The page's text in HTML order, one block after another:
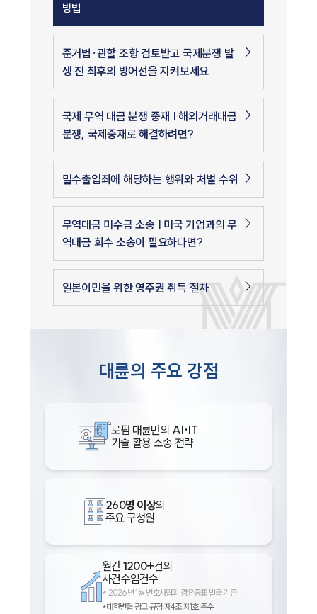
방법
준거법·관할 조항 검토받고 국제분쟁 발
생 전 최후의 방어선을 지켜보세요
국제 무역 대금 분쟁 중재 | 해외거래대금
분쟁, 국제중재로 해결하려면?
밀수출입죄에 해당하는 행위와 처벌 수위
무역대금 미수금 소송 | 미국 기업과의 무
역대금 회수 소송이 필요하다면?
일본이민을 위한 영주권 취득 절차
대륜의 주요 강점
로펌 대륜만의 AI·IT
기술 활용 소송 전략
260명 이상의
주요 구성원
월간1200+건의
사건수임건수
* 2026년 1월 변호사협회 경유증표 발급 기준
*대한변협 광고 규정 제4조 제1호 준수